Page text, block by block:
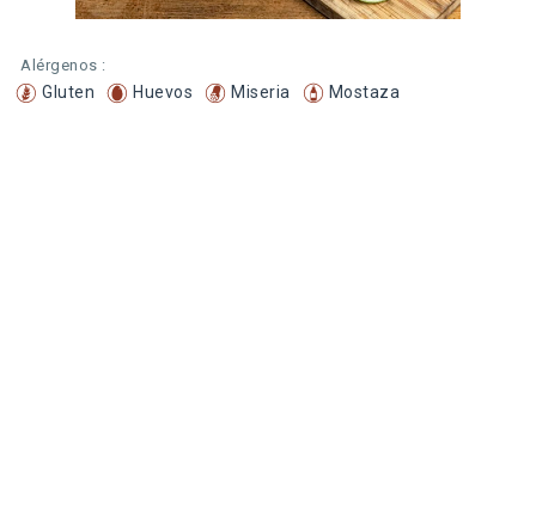
Alérgenos :
Gluten Huevos Miseria Mostaza